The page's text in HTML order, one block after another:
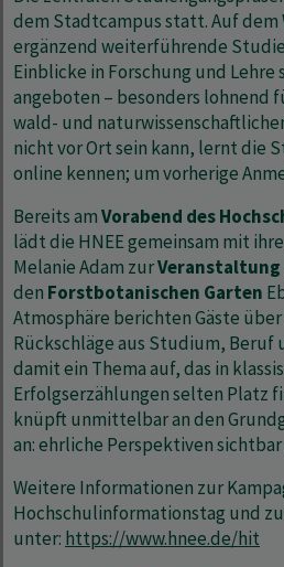
dem Stadtcampus statt. Auf dem
ergänzend weiterführende
Einblicke in Forschung und Lehre
angeboten – besonders lohnend
wald- und
nicht vor Ort sein kann, lernt die
online kennen; um vorherige
Bereits amVorabend des
lädt die HNEE gemeinsam mit
Melanie Adam zurVeranstaltung
den Forstbotanischen Garten
Atmosphäre berichten Gäste
Rückschläge aus Studium, Beruf
damit ein Thema auf, das in
Erfolgserzählungen selten Platz
knüpft unmittelbar an den
an: ehrliche Perspektiven sichtbar
Weitere Informationen zur
Hochschulinformationstag und
unter: https://www.hnee.de/hit